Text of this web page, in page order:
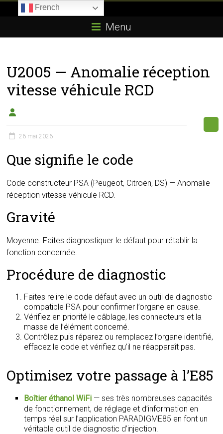
E85.com
passion
boîtier
éthanol
Menu
U2005 — Anomalie réception
vitesse véhicule RCD
26 mai 2026
Que signifie le code
Code constructeur PSA (Peugeot, Citroën, DS) — Anomalie
réception vitesse véhicule RCD.
Gravité
Moyenne. Faites diagnostiquer le défaut pour rétablir la
fonction concernée.
Procédure de diagnostic
Faites relire le code défaut avec un outil de diagnostic
compatible PSA pour confirmer l’organe en cause.
Vérifiez en priorité le câblage, les connecteurs et la
masse de l’élément concerné.
Contrôlez puis réparez ou remplacez l’organe identifié,
effacez le code et vérifiez qu’il ne réapparaît pas.
Optimisez votre passage à l’E85
Boîtier éthanol WiFi — ses très nombreuses capacités
de fonctionnement, de réglage et d’information en
temps réel sur l’application PARADIGME85 en font un
véritable outil de diagnostic d’injection.
French